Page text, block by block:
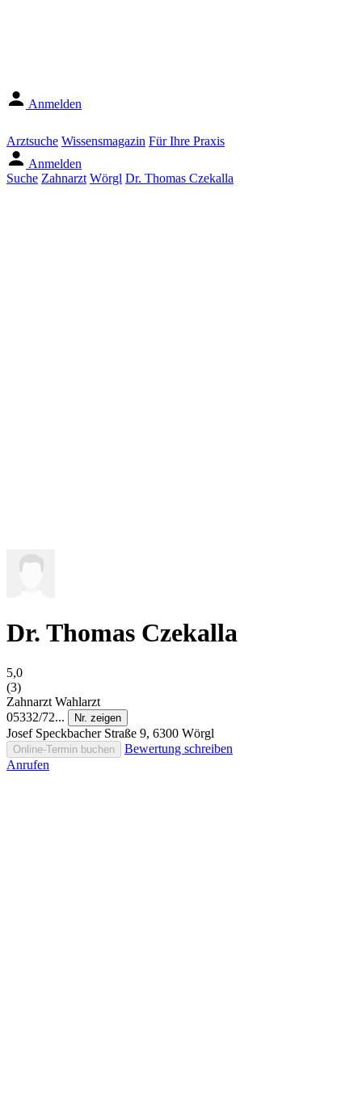
Anmelden
Arztsuche Wissensmagazin Für Ihre Praxis
Anmelden
Suche Zahnarzt Wörgl Dr. Thomas Czekalla
Dr. Thomas Czekalla
5,0
(3)
Zahnarzt Wahlarzt
05332/72...
Nr. zeigen
Josef Speckbacher Straße 9, 6300 Wörgl
Online-Termin buchen
Bewertung schreiben
Anrufen